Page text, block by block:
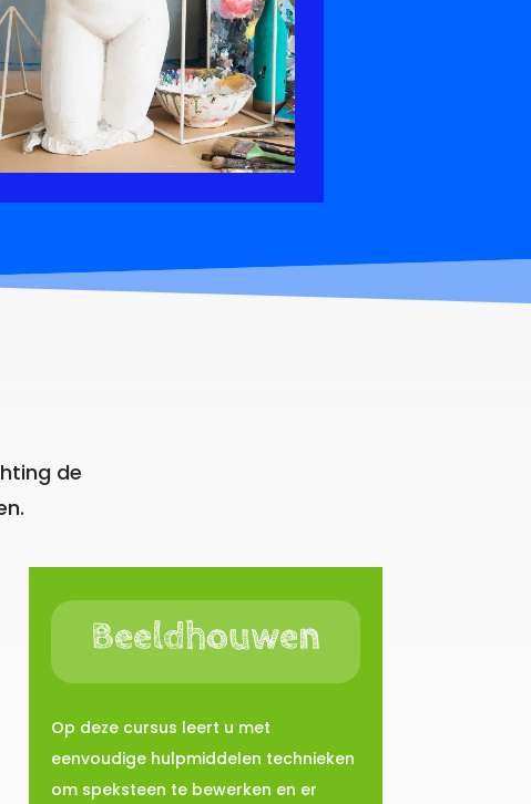
de
Beeldhouwen
Op deze cursus leert u met
eenvoudige hulpmiddelen technieken
om speksteen te bewerken en er